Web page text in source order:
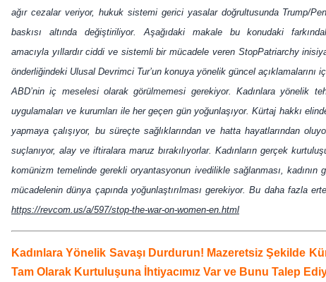
ağır cezalar veriyor, hukuk sistemi gerici yasalar doğrultusunda Trump/
baskısı altında değiştiriliyor. Aşağıdaki makale bu konudaki
amacıyla yıllardır ciddi ve sistemli bir mücadele veren StopPatriarchy
önderliğindeki Ulusal Devrimci Tur’un konuya yönelik güncel açıklamalarını
ABD’nin iç meselesi olarak görülmemesi gerekiyor. Kadınlara yönelik
uygulamaları ve kurumları ile her geçen gün yoğunlaşıyor. Kürtaj hakkı
yapmaya çalışıyor, bu süreçte sağlıklarından ve hatta hayatlarından
suçlanıyor, alay ve iftiralara maruz bırakılıyorlar. Kadınların gerçek
komünizm temelinde gerekli oryantasyonun ivedilikle sağlanması,
mücadelenin dünya çapında yoğunlaştırılması gerekiyor. Bu daha fazla
https://revcom.us/a/597/stop-the-war-on-women-en.html
Kadınlara Yönelik Savaşı Durdurun! Mazeretsiz Şekilde
Tam Olarak Kurtuluşuna İhtiyacımız Var ve Bunu Talep